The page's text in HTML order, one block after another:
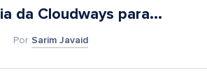
da Cloudways para...
Por Sarim Javaid